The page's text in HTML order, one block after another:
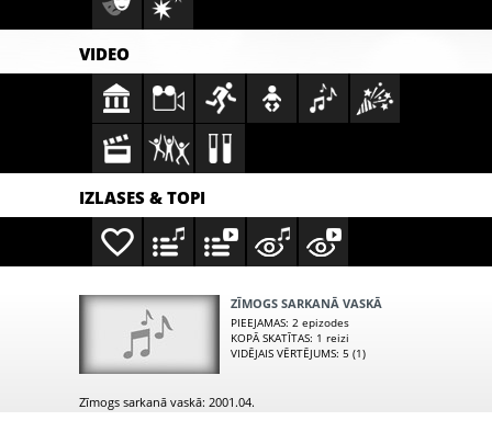
VIDEO
IZLASES & TOPI
ZĪMOGS SARKANĀ VASKĀ
PIEEJAMAS: 2 epizodes
KOPĀ SKATĪTAS: 1 reizi
VIDĒJAIS VĒRTĒJUMS: 5 (1)
Zīmogs sarkanā vaskā: 2001.04.